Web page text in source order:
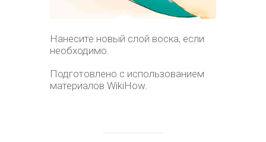
Нанесите новый слой воска, если
необходимо.
Подготовлено с использованием
материалов WikiHow.